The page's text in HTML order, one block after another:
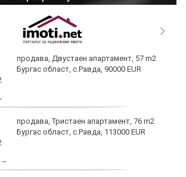
продава, Двустаен апартамент, 57 m2
Бургас област, с.Равда, 90000 EUR
продава, Тристаен апартамент, 76 m2
Бургас област, с.Равда, 113000 EUR